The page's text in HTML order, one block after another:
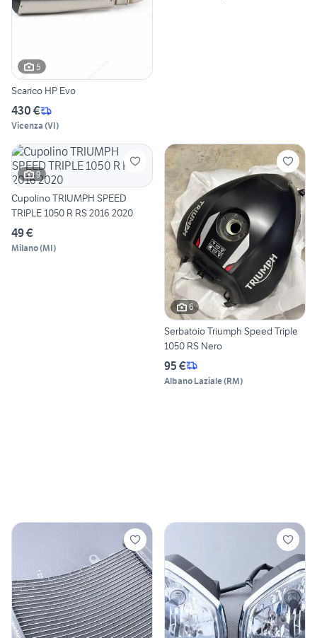
5
Scarico HP Evo
430 €
Vicenza (VI)
9
Cupolino TRIUMPH SPEED
TRIPLE 1050 R RS 2016 2020
49 €
Milano(MI)
6
Serbatoio Triumph Speed Triple
1050 RS Nero
95 €
Albano Laziale(RM)